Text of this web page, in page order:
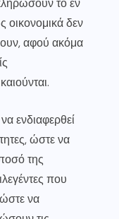
το εν
δεν
αφού ακόμα
ενδιαφερθεί
ώστε να
της
που
να